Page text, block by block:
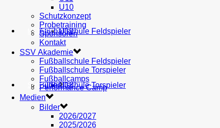
AH U19
U18
Fußballschule Feldspieler
Fußballschule Torspieler
MEDIEN
Bilder
SHOP
U10
Schutzkonzept
Probetraining
Sponsoren
Kontakt
SSV Akademie
Fußballschule Feldspieler
Fußballschule Torspieler
Fußballcamps
Performance Camp
Medien
Bilder
2026/2027
2025/2026